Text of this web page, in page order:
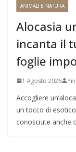
ANIMALI E NATURA
Alocasia
incanta il
foglie
1 Agosto 2026
Accogliere
un tocco di
conosciute anche